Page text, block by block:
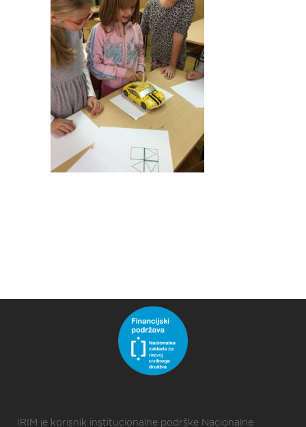
IRIM je korisnik institucionalne podrške Nacionalne